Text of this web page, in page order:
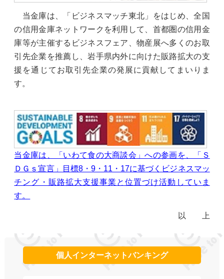
当金庫は、「ビジネスマッチ東北」をはじめ、全国
の信用金庫ネットワークを利用して、首都圏の信用金
庫等が主催するビジネスフェア、物産展へ多くのお取
引先企業を推薦し、岩手県内外に向けた販路拡大の支
援を通じてお取引先企業の発展に貢献してまいりま
す。
当金庫は、「いわて食の大商談会」への参画を、「Ｓ
ＤＧｓ宣言」目標8・9・11・17に基づくビジネスマッ
チング・販路拡大支援事業と位置づけ活動していま
す。
以 上
個人インターネットバンキング